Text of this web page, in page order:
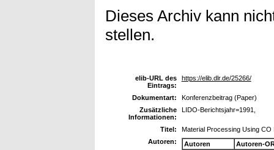
Dieses Archiv kann
stellen.
elib-URL des
Eintrags:
https://elib.dlr.de/25266/
Dokumentart:
Konferenzbeitrag (Paper)
Zusätzliche
Informationen:
LIDO-Berichtsjahr=1991,
Titel:
Material Processing Using CO
Autoren:
Autoren
Autoren-